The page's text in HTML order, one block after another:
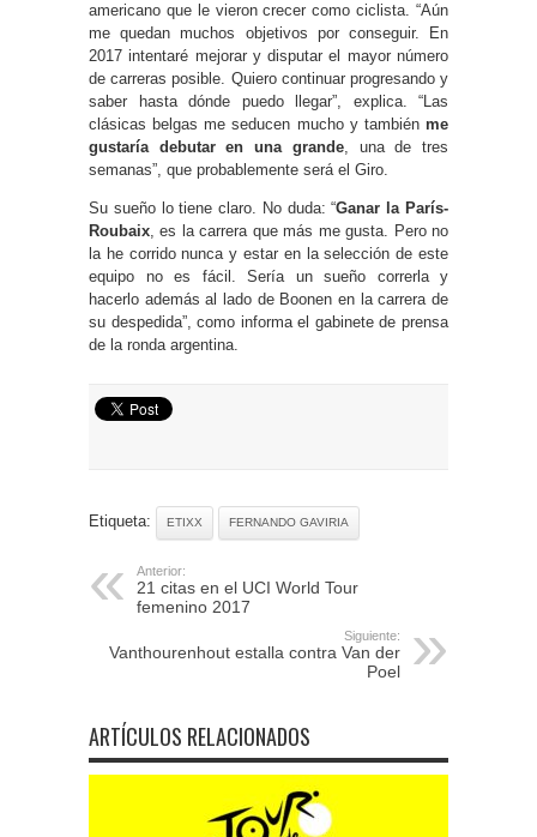
americano que le vieron crecer como ciclista. “Aún
me quedan muchos objetivos por conseguir. En
2017 intentaré mejorar y disputar el mayor número
de carreras posible. Quiero continuar progresando y
saber hasta dónde puedo llegar”, explica. “Las
clásicas belgas me seducen mucho y también me
gustaría debutar en una grande, una de tres
semanas”, que probablemente será el Giro.
Su sueño lo tiene claro. No duda: “Ganar la París-
Roubaix, es la carrera que más me gusta. Pero no
la he corrido nunca y estar en la selección de este
equipo no es fácil. Sería un sueño correrla y
hacerlo además al lado de Boonen en la carrera de
su despedida”, como informa el gabinete de prensa
de la ronda argentina.
Etiqueta: ETIXX FERNANDO GAVIRIA
Anterior:
21 citas en el UCI World Tour
femenino 2017
Siguiente:
Vanthourenhout estalla contra Van der
Poel
ARTÍCULOS RELACIONADOS